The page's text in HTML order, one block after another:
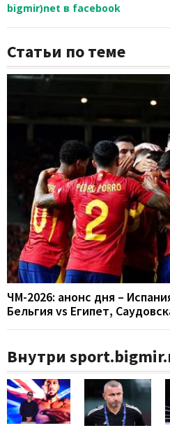
bigmir)net в facebook
Статьи по теме
ЧМ-2026: анонс дня –
Бельгия vs Египет,
Внутри